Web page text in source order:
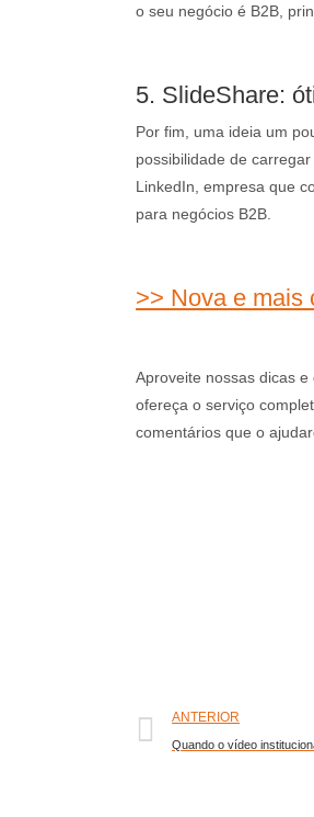
o seu negócio é B2B,
5. SlideShare:
Por fim, uma ideia um
possibilidade de
LinkedIn, empresa que
para negócios B2B.
>> Nova e mais
Aproveite nossas dicas
ofereça o serviço
comentários que o
ANTERIOR
Quando o vídeo